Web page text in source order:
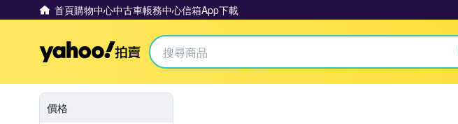
首頁購物中心中古車帳務中心信箱App下載
Yahoo拍賣
價格